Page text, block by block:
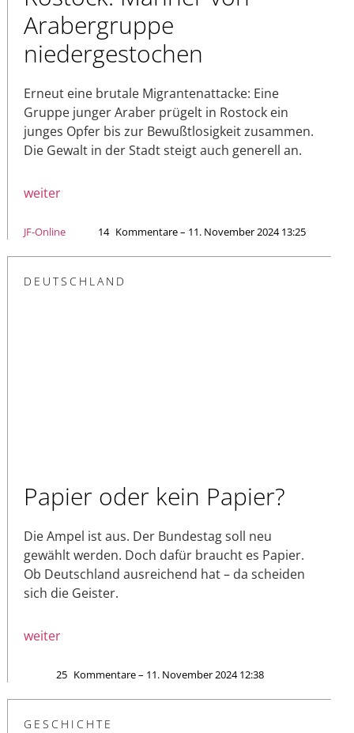
Arabergruppe
niedergestochen
Erneut eine brutale Migrantenattacke: Eine
Gruppe junger Araber prügelt in Rostock ein
junges Opfer bis zur Bewußtlosigkeit zusammen.
Die Gewalt in der Stadt steigt auch generell an.
weiter
JF-Online 14 Kommentare – 11. November 2024 13:25
DEUTSCHLAND
Papier oder kein Papier?
Die Ampel ist aus. Der Bundestag soll neu
gewählt werden. Doch dafür braucht es Papier.
Ob Deutschland ausreichend hat – da scheiden
sich die Geister.
weiter
25 Kommentare – 11. November 2024 12:38
GESCHICHTE